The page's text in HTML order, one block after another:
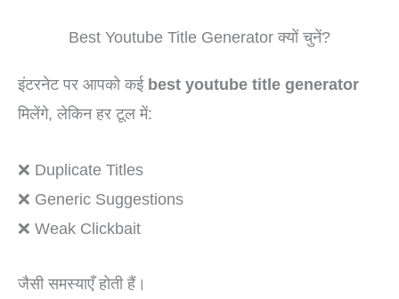
Best Youtube Title Generator क्यों चुनें?
इंटरनेट पर आपको कई best youtube title generator
मिलेंगे, लेकिन हर टूल में:
❌ Duplicate Titles
❌ Generic Suggestions
❌ Weak Clickbait
जैसी समस्याएँ होती हैं।